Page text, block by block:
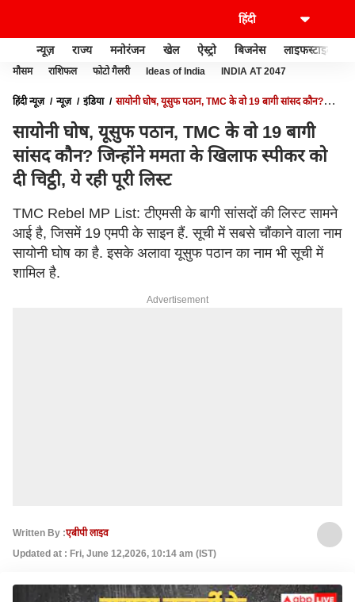
न्यूज़ राज्य मनोरंजन खेल ऐस्ट्रो बिजनेस लाइफस्टाइल
मौसम राशिफल फोटो गैलरी Ideas of India INDIA AT 2047
हिंदी न्यूज़ न्यूज़ इंडिया
सायोनी घोष, यूसुफ पठान, TMC के वो 19 बागी सांसद कौन?
सायोनी घोष, यूसुफ पठान, TMC के वो 19 बागी
सांसद कौन? जिन्होंने ममता के खिलाफ स्पीकर को
दी चिट्ठी, ये रही पूरी लिस्ट
TMC Rebel MP List: टीएमसी के बागी सांसदों की लिस्ट सामने
आई है, जिसमें 19 एमपी के साइन हैं. सूची में सबसे चौंकाने वाला नाम
सायोनी घोष का है. इसके अलावा यूसुफ पठान का नाम भी सूची में
शामिल है.
Advertisement
Written By :एबीपी लाइव
Updated at : Fri, June 12,2026, 10:14 am (IST)